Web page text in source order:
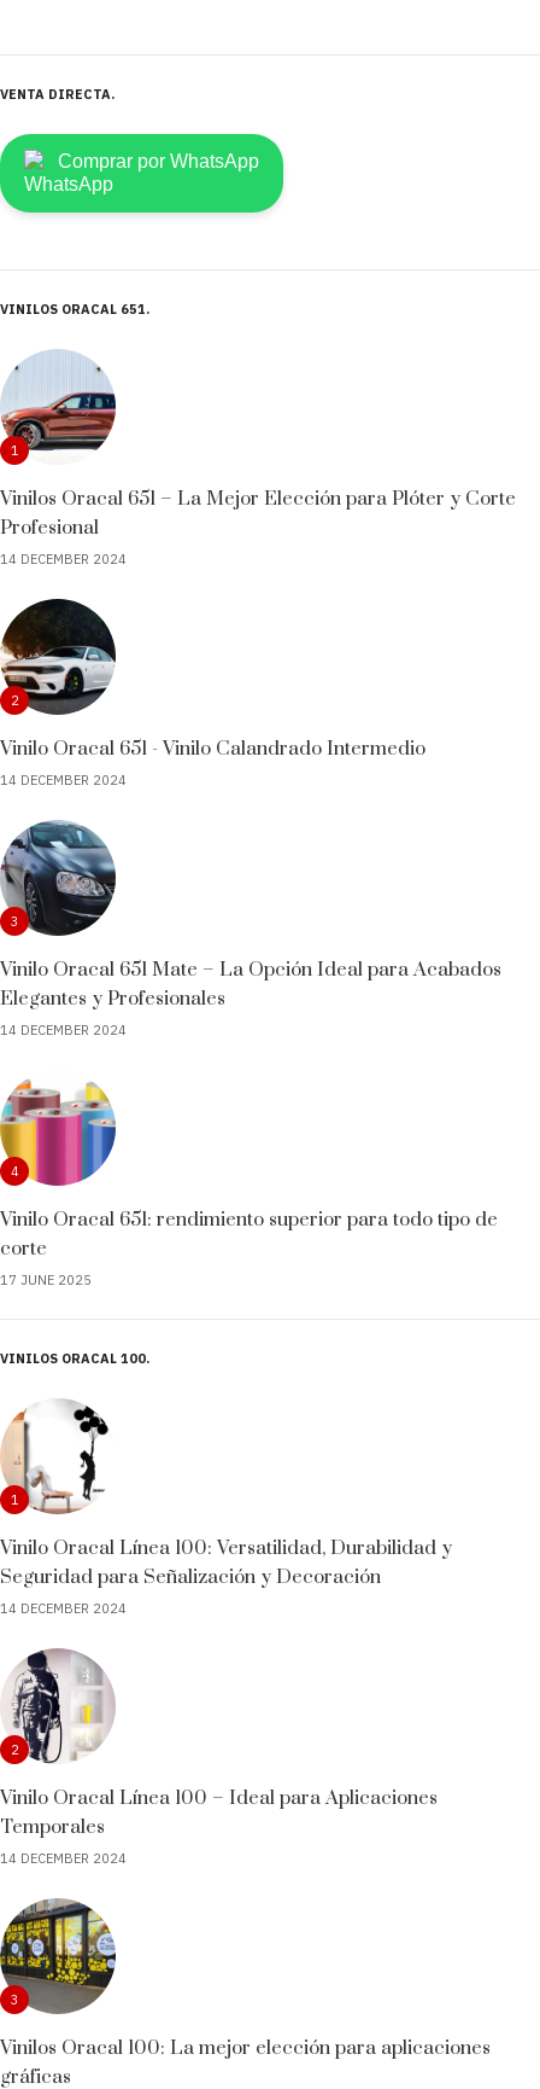
VENTA DIRECTA
Comprar por WhatsApp
VINILOS ORACAL 651
1
Vinilos Oracal 651 – La Mejor Elección para Plóter y Corte
Profesional
14 DECEMBER 2024
2
Vinilo Oracal 651 - Vinilo Calandrado Intermedio
14 DECEMBER 2024
3
Vinilo Oracal 651 Mate – La Opción Ideal para Acabados
Elegantes y Profesionales
14 DECEMBER 2024
4
Vinilo Oracal 651: rendimiento superior para todo tipo de
corte
17 JUNE 2025
VINILOS ORACAL 100
1
Vinilo Oracal Línea 100: Versatilidad, Durabilidad y
Seguridad para Señalización y Decoración
14 DECEMBER 2024
2
Vinilo Oracal Línea 100 – Ideal para Aplicaciones
Temporales
14 DECEMBER 2024
3
Vinilos Oracal 100: La mejor elección para aplicaciones
gráficas